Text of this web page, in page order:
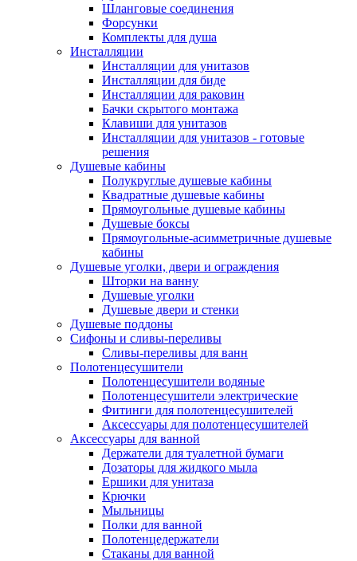
Шланговые соединения
Форсунки
Комплекты для душа
Инсталляции
Инсталляции для унитазов
Инсталляции для биде
Инсталляции для раковин
Бачки скрытого монтажа
Клавиши для унитазов
Инсталляции для унитазов - готовые
решения
Душевые кабины
Полукруглые душевые кабины
Квадратные душевые кабины
Прямоугольные душевые кабины
Душевые боксы
Прямоугольные-асимметричные душевые
кабины
Душевые уголки, двери и ограждения
Шторки на ванну
Душевые уголки
Душевые двери и стенки
Душевые поддоны
Сифоны и сливы-переливы
Сливы-переливы для ванн
Полотенцесушители
Полотенцесушители водяные
Полотенцесушители электрические
Фитинги для полотенцесушителей
Аксессуары для полотенцесушителей
Аксессуары для ванной
Держатели для туалетной бумаги
Дозаторы для жидкого мыла
Ершики для унитаза
Крючки
Мыльницы
Полки для ванной
Полотенцедержатели
Стаканы для ванной